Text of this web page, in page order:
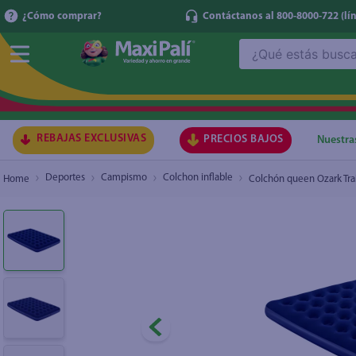
¿Cómo comprar? Contáctanos al 800-8000-722
REBAJAS EXCLUSIVAS PRECIOS BAJOS
Deportes Campismo Colchon inflable Colchón queen Ozark
Colchón queen Ozark Trail inflable - 203 ×
1.
2.
8
9